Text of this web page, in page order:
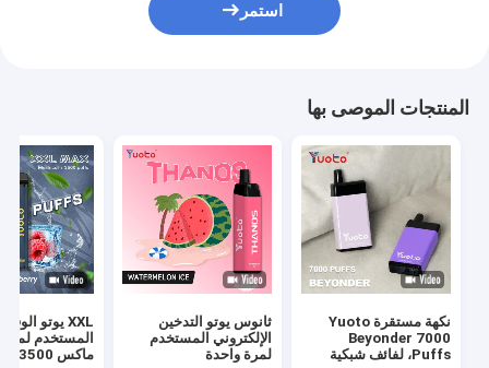
استمر
المنتجات الموصى بها
نكهة مستقرة Yuoto
Beyonder 7000
Puffs، لفائف شبكية
ثانوس يوتو التدخين
الإلكتروني المستخدم
لمرة واحدة
XXL يوتو الوقود
المستخدم